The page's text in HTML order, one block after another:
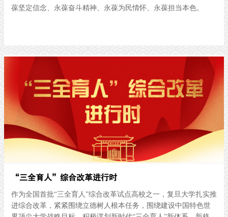
葆坚定信念、永葆奋斗精神、永葆为民情怀、永葆担当本色。
“三全育人”综合改革进行时
作为全国首批“三全育人”综合改革试点高校之一，复旦大学扎实推
进综合改革，紧紧围绕立德树人根本任务，围绕建设中国特色世